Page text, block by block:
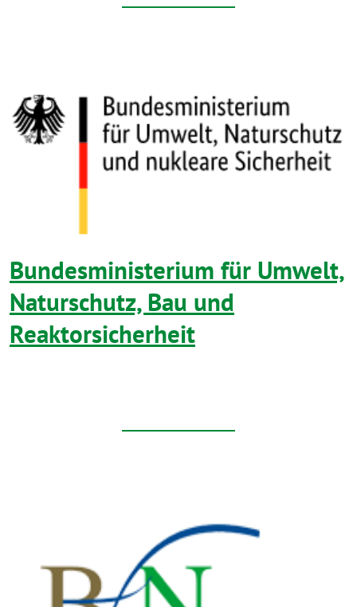
Bundesministerium für Umwelt,
Naturschutz, Bau und
Reaktorsicherheit